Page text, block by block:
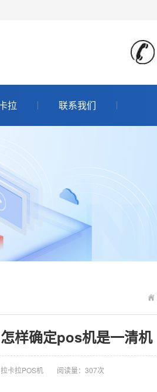
拉 联系我们
样确定pos机是一清机
卡拉POS机 阅读量：307次